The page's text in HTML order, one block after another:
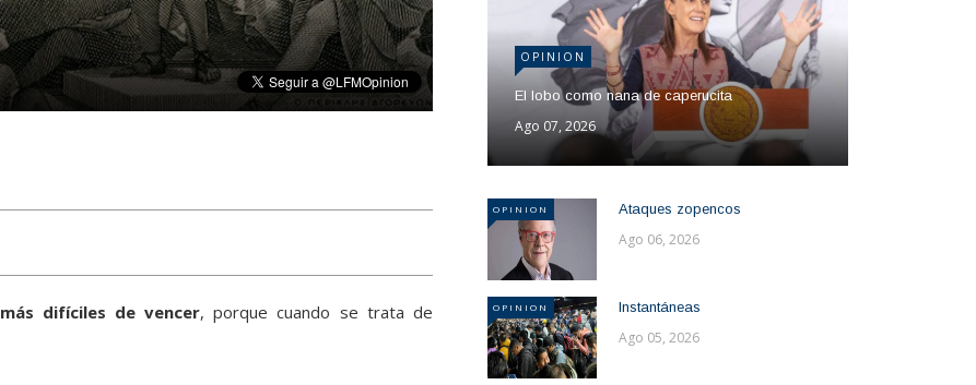
más difíciles de vencer, porque cuando se trata de
OPINION
El lobo como nana de caperucita
Ago 07, 2026
OPINION Ataques zopencos
Ago 06, 2026
OPINION Instantáneas
Ago 05, 2026